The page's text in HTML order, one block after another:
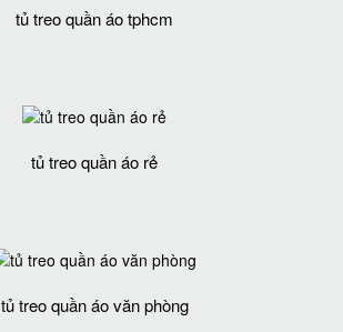
tủ treo quần áo tphcm
tủ treo quần áo rẻ
tủ treo quần áo văn phòng